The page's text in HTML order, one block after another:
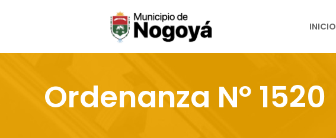
INICIO
Ordenanza Nº 1520